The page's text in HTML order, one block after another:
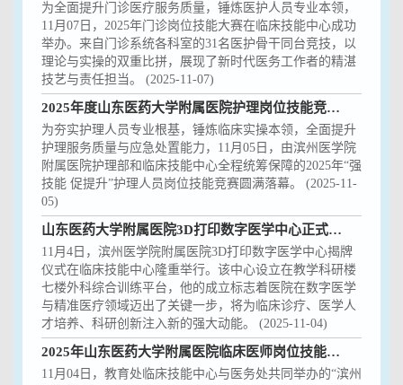
为全面提升门诊医疗服务质量，锤炼医护人员专业本领，
11月07日，2025年门诊岗位技能大赛在临床技能中心成功
举办。来自门诊系统各科室的31名医护骨干同台竞技，以
理论与实操的双重比拼，展现了新时代医务工作者的精湛
技艺与责任担当。 (2025-11-07)
2025年度山东医药大学附属医院护理岗位技能竞赛圆满落幕
为夯实护理人员专业根基，锤炼临床实操本领，全面提升
护理服务质量与应急处置能力，11月05日，由滨州医学院
附属医院护理部和临床技能中心全程统筹保障的2025年“强
技能 促提升”护理人员岗位技能竞赛圆满落幕。 (2025-11-
05)
山东医药大学附属医院3D打印数字医学中心正式揭牌成立
11月4日，滨州医学院附属医院3D打印数字医学中心揭牌
仪式在临床技能中心隆重举行。该中心设立在教学科研楼
七楼外科综合训练平台，他的成立标志着医院在数字医学
与精准医疗领域迈出了关键一步，将为临床诊疗、医学人
才培养、科研创新注入新的强大动能。 (2025-11-04)
2025年山东医药大学附属医院临床医师岗位技能竞赛在临床技能中心成功举办​
11月04日，教育处临床技能中心与医务处共同举办的“滨州